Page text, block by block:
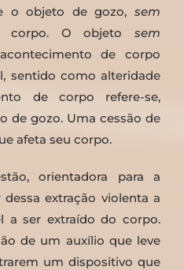
o objeto de gozo,sem
corpo. O objetosem
de corpo
sentido como alteridade
de corpo refere-se,
de gozo. Uma cessão de
afeta seu corpo.
orientadora para a
extração violenta a
a ser extraído do corpo.
de um auxílio que leve
um dispositivo que